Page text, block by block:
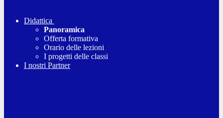
Didattica
Panoramica
Offerta formativa
Orario delle lezioni
I progetti delle classi
I nostri Partner